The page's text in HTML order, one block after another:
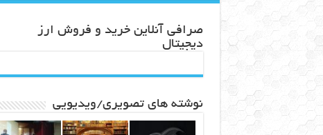
صرافی آنلاین خرید و فروش ارز
دیجیتال
نوشته های تصویری/ویدیویی